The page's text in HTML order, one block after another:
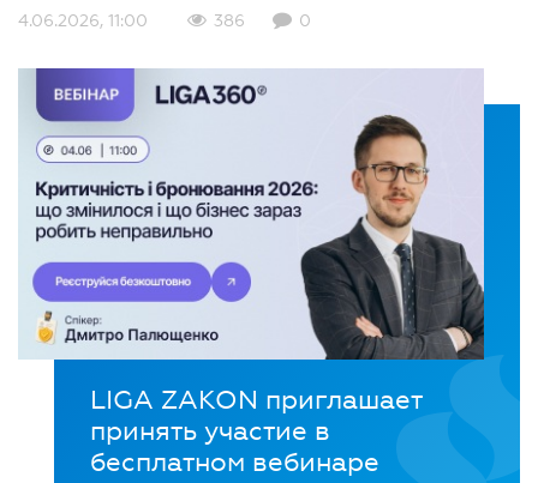
4.06.2026, 11:00 386 0
LIGA ZAKON приглашает
принять участие в
бесплатном вебинаре